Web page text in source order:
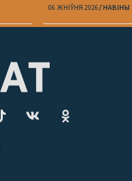
06 ЖНІЎНЯ 2026 НАВІНЫ